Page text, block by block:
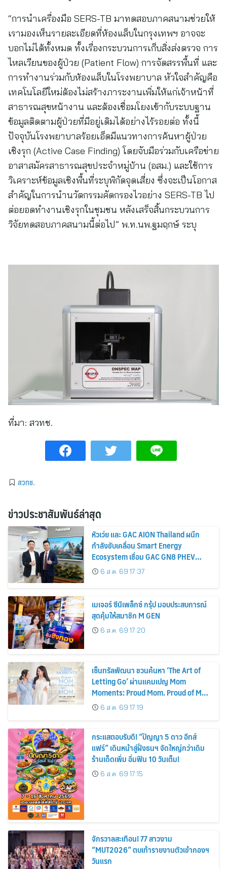
“การนำเครื่องมือ SERS-TB มาทดสอบภาคสนามช่วยให้
เรามองเห็นรายละเอียดที่ห้องแล็บในกรุงเทพฯ อาจจะ
บอกไม่ได้ทั้งหมด ทั้งเรื่องกระบวนการเก็บสิ่งส่งตรวจ การ
ไหลเวียนของผู้ป่วย (Patient Flow) การจัดสรรพื้นที่ และ
การทำงานร่วมกับห้องแล็บในโรงพยาบาล หัวใจสำคัญคือ
เทคโนโลยีใหม่ต้องไม่สร้างภาระงานเพิ่มให้แก่เจ้าหน้าที่
สาธารณสุขหน้างาน และต้องเชื่อมโยงเข้ากับระบบฐาน
ข้อมูลติดตามผู้ป่วยที่มีอยู่เดิมได้อย่างไร้รอยต่อ ทั้งนี้
ปัจจุบันโรงพยาบาลร้อยเอ็ดมีแนวทางการค้นหาผู้ป่วย
เชิงรุก (Active Case Finding) โดยจับมือร่วมกับเครือข่าย
อาสาสมัครสาธารณสุขประจำหมู่บ้าน (อสม.) และใช้การ
วิเคราะห์ข้อมูลเชิงพื้นที่ระบุพิกัดจุดเสี่ยง ซึ่งจะเป็นโอกาส
สำคัญในการนำนวัตกรรมคัดกรองไวอย่าง SERS-TB ไป
ต่อยอดทำงานเชิงรุกในชุมชน หลังเสร็จสิ้นกระบวนการ
วิจัยทดสอบภาคสนามนี้ต่อไป” พ.ท.นพ.ฐมฤกษ์ ระบุ
ที่มา: สวทช.
สวทช.
ข่าวประชาสัมพันธ์ล่าสุด
หัวเว่ย และ GAC AION Thailand ผนึก
กำลังขับเคลื่อน Smart Energy
Ecosystem เชื่อม GAC GN8 PHEV
รถยนต์ MPV ระดับพรีเมียม เข้ากับ
พลังงานแสงอาทิตย์ภายในบ้าน
6 ส.ค. 69 17:37
เมเจอร์ ซีนีเพล็กซ์ กรุ้ป มอบประสบการณ์
สุดคุ้มให้สมาชิก M GEN
6 ส.ค. 69 17:20
เซ็นทรัลพัฒนา ชวนค้นหา ‘The Art of
Letting Go’ ผ่านแคมเปญ Mom
Moments: Proud Mom. Proud of My
Mom.6 ส.ค. 69 17:19
กระแสตอบรับดี! “ปัญญา 5 ดาว อีทส์
แฟร์” เดินหน้าสู่ฝั่งธนฯ จัดใหญ่กว่าเดิม
ร้านเด็ดเพิ่ม อิ่มฟิน 10 วันเต็ม!
6 ส.ค. 69 17:15
จักรวาลสะเทือน! 77 สาวงาม
“MUT2026” ตบเท้ารายงานตัวเข้ากองฯ
วันแรก